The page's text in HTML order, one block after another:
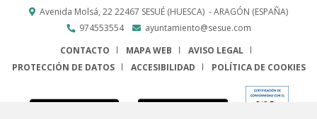
Avenida Molsá, 2222467 SESUÉ (HUESCA) - ARAGÓN (ESPAÑA)
974553554
ayuntamiento@sesue.com
CONTACTO
MAPA WEB
AVISO LEGAL
PROTECCIÓN DE DATOS
ACCESIBILIDAD POLÍTICA DE COOKIES